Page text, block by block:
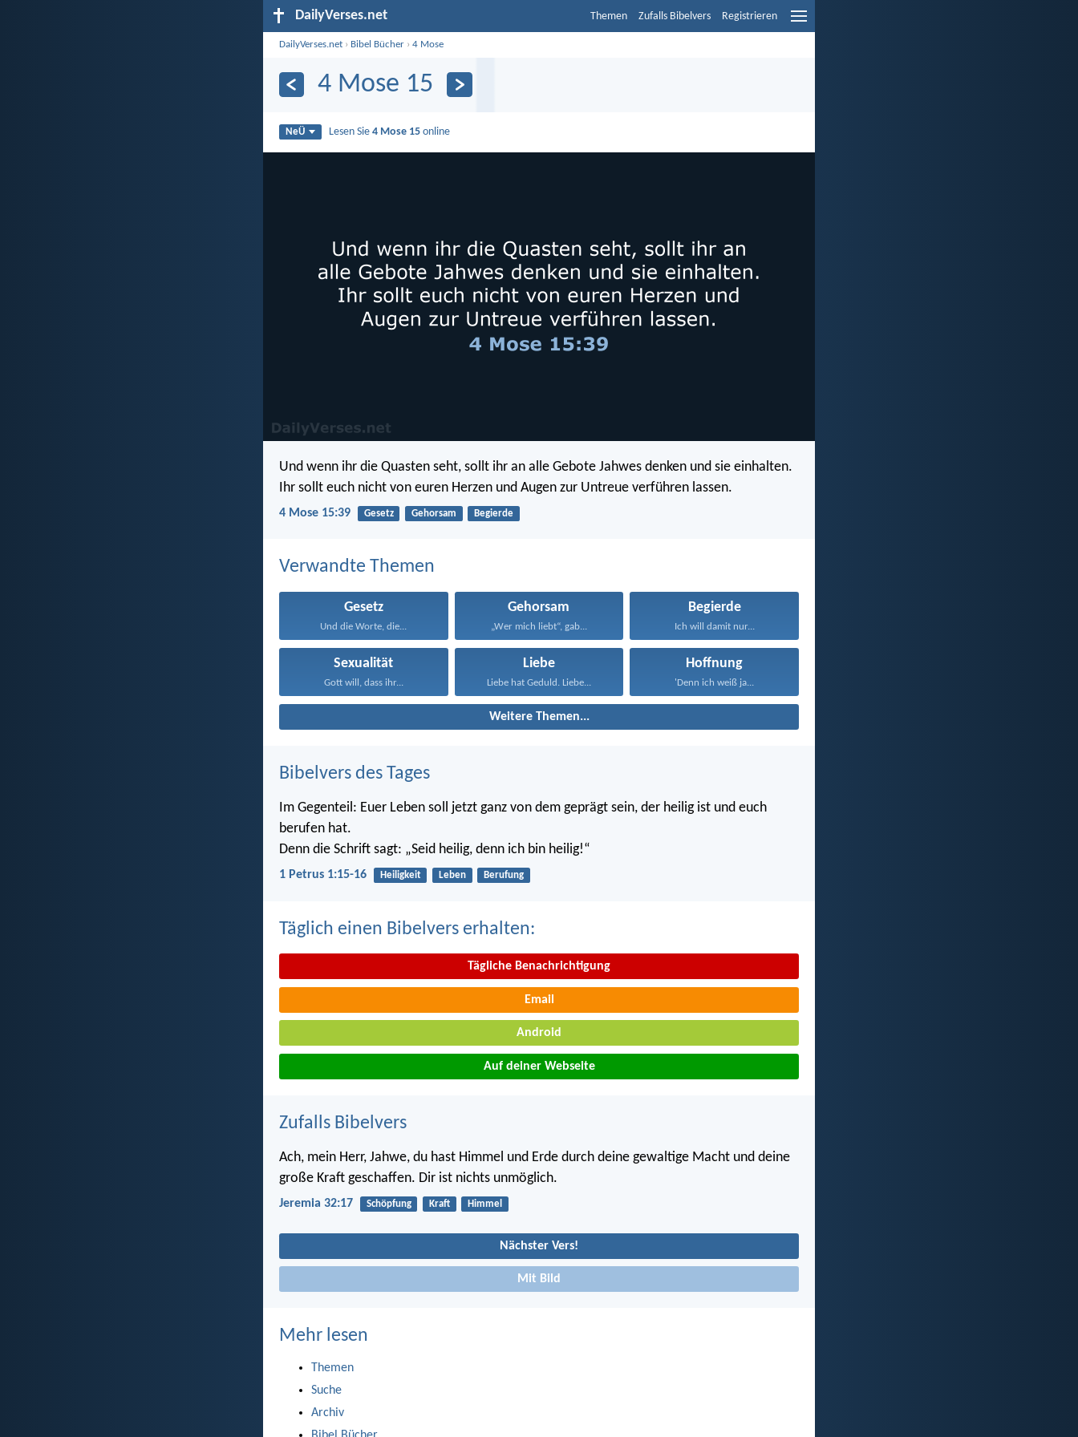
DailyVerses.net Themen Zufalls Bibelvers Registrieren
DailyVerses.net › Bibel Bücher ›4 Mose
4 Mose 15
NeÜ Lesen Sie4 Mose 15 online
Und wenn ihr die Quasten seht, sollt ihr an alle Gebote Jahwes denken und sie einhalten.
Ihr sollt euch nicht von euren Herzen und Augen zur Untreue verführen lassen.
4 Mose 15:39 Gesetz Gehorsam Begierde
Verwandte Themen
Gesetz
Und die Worte, die...
Gehorsam
„Wer mich liebt“, gab...
Begierde
Ich will damit nur...
Sexualität
Gott will, dass ihr...
Liebe
Liebe hat Geduld. Liebe...
Hoffnung
'Denn ich weiß ja...
Weitere Themen...
Bibelvers des Tages
Im Gegenteil: Euer Leben soll jetzt ganz von dem geprägt sein, der heilig ist und euch
berufen hat.
Denn die Schrift sagt: „Seid heilig, denn ich bin heilig!“
1 Petrus 1:15-16 Heiligkeit Leben Berufung
Täglich einen Bibelvers erhalten:
Tägliche Benachrichtigung
Email
Android
Auf deiner Webseite
Zufalls Bibelvers
Ach, mein Herr, Jahwe, du hast Himmel und Erde durch deine gewaltige Macht und deine
große Kraft geschaffen. Dir ist nichts unmöglich.
Jeremia 32:17 Schöpfung Kraft Himmel
Nächster Vers!
Mit Bild
Mehr lesen
Themen
Suche
Archiv